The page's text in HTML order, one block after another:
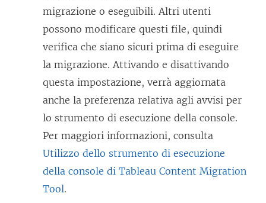
migrazione o eseguibili. Altri utenti
possono modificare questi file, quindi
verifica che siano sicuri prima di eseguire
la migrazione. Attivando e disattivando
questa impostazione, verrà aggiornata
anche la preferenza relativa agli avvisi per
lo strumento di esecuzione della console.
Per maggiori informazioni, consulta
Utilizzo dello strumento di esecuzione
della console di Tableau Content Migration
Tool.